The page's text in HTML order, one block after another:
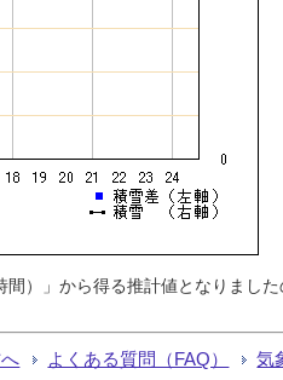
）」から得る推計値となりまし
よくある質問（FAQ） 気